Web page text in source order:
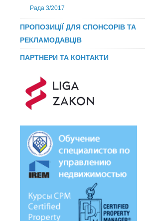
Рада 3/2017
ПРОПОЗИЦІЇ ДЛЯ СПОНСОРІВ ТА
РЕКЛАМОДАВЦІВ
ПАРТНЕРИ ТА КОНТАКТИ